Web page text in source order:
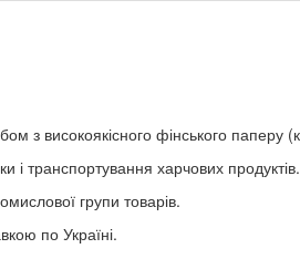
з високоякісного фінського паперу
і транспортування харчових продуктів.
групи товарів.
по Україні.